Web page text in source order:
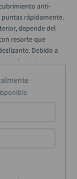
anti-
rápidamente.
depende del
resorte que
Debido a
pueden estar muy